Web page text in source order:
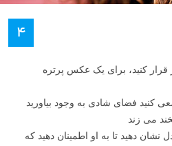
۴
قرار کنید، برای یک عکس پرتره
کنید فضای شادی به وجود بیاورید
می زند
دهید تا به او اطمینان دهید که